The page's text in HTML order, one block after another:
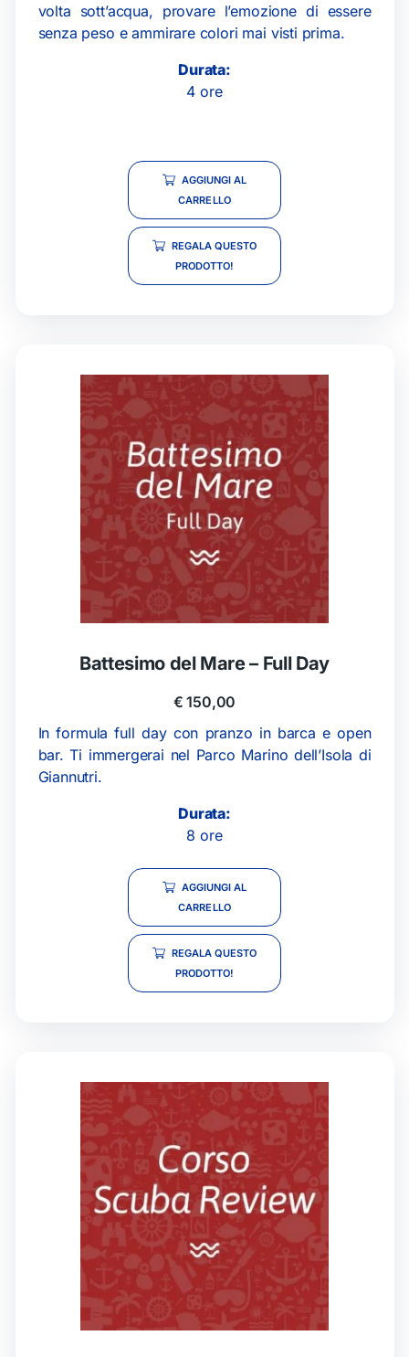
volta sott’acqua, provare l’emozione di essere
senza peso e ammirare colori mai visti prima.
Durata:
4 ore
AGGIUNGI AL
CARRELLO
REGALA QUESTO
PRODOTTO!
Battesimo del Mare – Full Day
€ 150,00
In formula full day con pranzo in barca e open
bar. Ti immergerai nel Parco Marino dell’Isola di
Giannutri.
Durata:
8 ore
AGGIUNGI AL
CARRELLO
REGALA QUESTO
PRODOTTO!